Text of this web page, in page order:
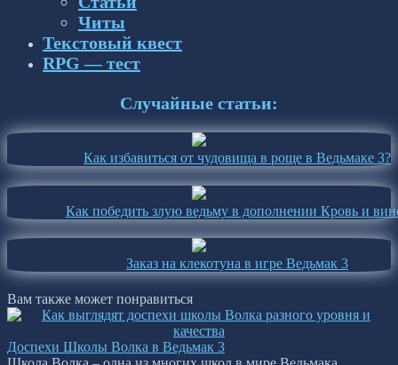
Читы
Текстовый квест
RPG — тест
Случайные статьи:
Как избавиться от чудовища в роще в Ведьмаке 3?
Как победить злую ведьму в дополнении Кровь и
Заказ на клекотуна в игре Ведьмак 3
Вам также может понравиться
Доспехи Школы Волка в Ведьмак 3